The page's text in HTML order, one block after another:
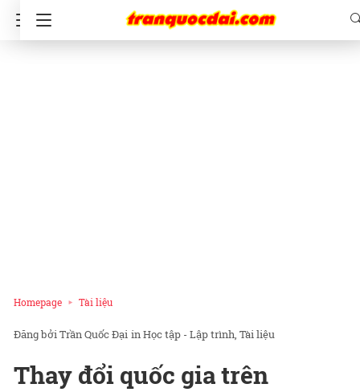
Homepage Tài liệu
Trần Quốc Đại inHọc tập - Lập trình Tài liệu
Thay đổi quốc gia trên